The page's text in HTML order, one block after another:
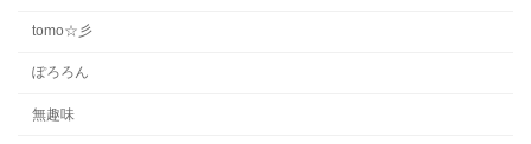
tomo☆彡
ぽろろん
無趣味